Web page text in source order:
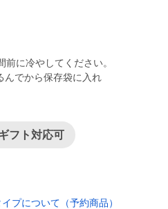
に冷やしてください。
んでから保存袋に入れ
フト対応可
プについて（予約商品）